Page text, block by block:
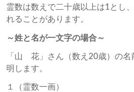
霊数は数えで二十歳以上は1とし
れることがあります。
～姓と名が一文字の場合～
「山 花」さん（数え20歳）の名
明します。
１（霊数一画）